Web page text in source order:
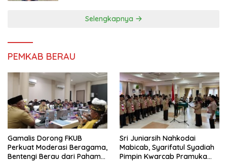
Selengkapnya
PEMKAB BERAU
Gamalis Dorong FKUB
Perkuat Moderasi Beragama,
Bentengi Berau dari Paham
Sri Juniarsih Nahkodai
Mabicab, Syarifatul Syadiah
Pimpin Kwarcab Pramuka